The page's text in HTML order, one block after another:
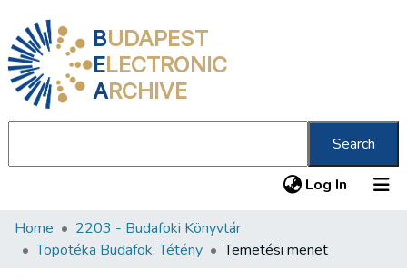
BUDAPEST
ELECTRONIC
ARCHIVE
Search
Log In (current)
Communities & Collections
Home
2203 - Budafoki Könyvtár
Topotéka Budafok, Tétény
Temetési menet